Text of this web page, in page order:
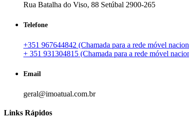
Rua Batalha do Viso, 88 Setúbal 2900-265
Telefone
+351 967644842 (Chamada para a rede móvel
+ 351 931304815 (Chamada para a rede móvel
Email
geral@imoatual.com.br
Links Rápidos